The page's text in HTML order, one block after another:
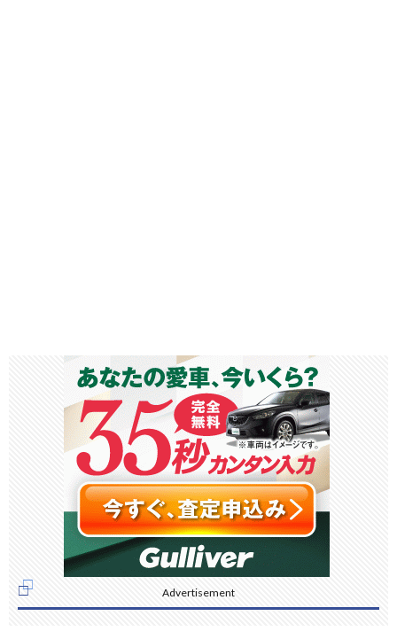
Advertisement